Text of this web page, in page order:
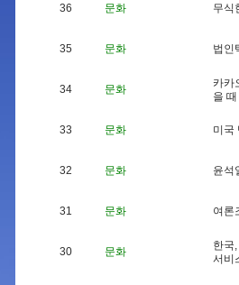
36 문화 무식
35 문화 법 인
34 문화 카카
을 때
33 문화 미 국
32 문화 윤석
31 문화 여 론
30 문화 한국,
서 비